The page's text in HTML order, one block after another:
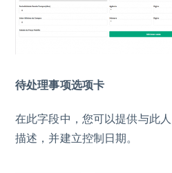
待处理事项选项卡
在此字段中，您可以提供与此
描述，并建立控制日期。